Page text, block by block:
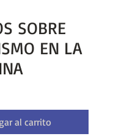
SOBRE
EN LA
al carrito